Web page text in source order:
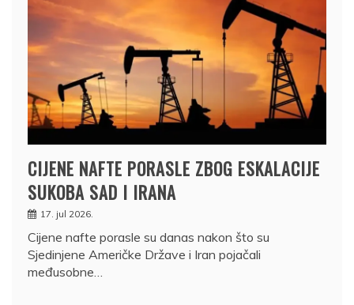
CIJENE NAFTE PORASLE ZBOG ESKALACIJE
SUKOBA SAD I IRANA
17. jul 2026.
Cijene nafte porasle su danas nakon što su
Sjedinjene Američke Države i Iran pojačali
međusobne…